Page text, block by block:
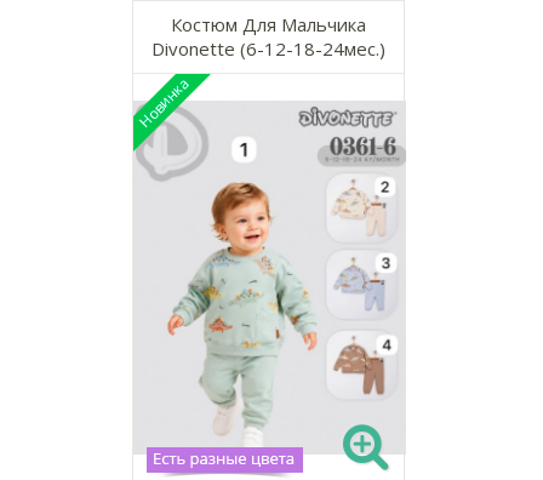
Костюм Для Мальчика
Divonette (6-12-18-24мес.)